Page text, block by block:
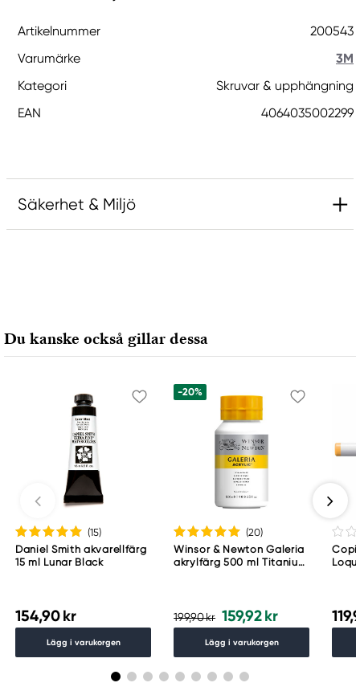
Artikelnummer
200543
Varumärke
3M
Kategori
Skruvar & upphängning
EAN
4064035002299
Säkerhet & Miljö
Napoli, 80133, Italy
http://www.dpmtapes.it
Du kanske också gillar dessa
(15)
Daniel Smith akvarellfärg
15 ml Lunar Black
154,90 kr
Lägg i varukorgen
-20%
(20)
Winsor & Newton Galeria
akrylfärg 500 ml Titanium
199,90 kr 159,92 kr
Lägg i varukorgen